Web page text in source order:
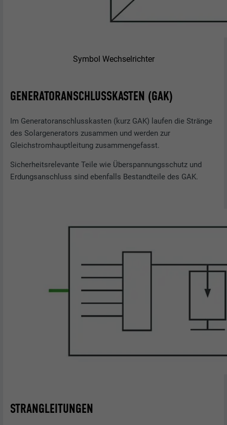
Symbol Wechselrichter
GENERATORANSCHLUSSKASTEN (GAK)
Im Generatoranschlusskasten (kurz GAK) laufen die Stränge
des Solargenerators zusammen und werden zur
Gleichstromhauptleitung zusammengefasst.
Sicherheitsrelevante Teile wie Überspannungsschutz und
Erdungsanschluss sind ebenfalls Bestandteile des GAK.
STRANGLEITUNGEN